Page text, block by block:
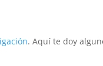
. Aquí te doy